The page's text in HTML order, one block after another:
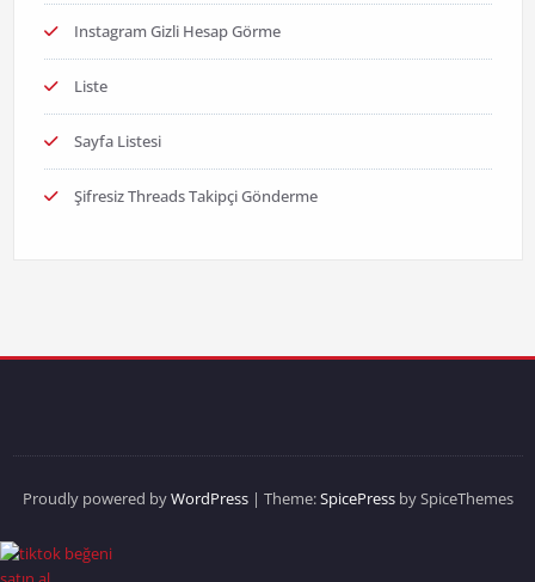
Instagram Gizli Hesap Görme
Liste
Sayfa Listesi
Şifresiz Threads Takipçi Gönderme
Proudly powered byWordPress| Theme:SpicePressby SpiceThemes